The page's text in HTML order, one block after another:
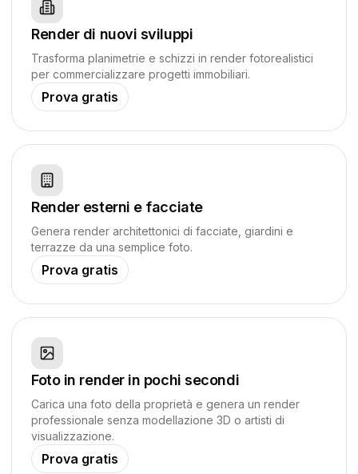
Render di nuovi sviluppi
Trasforma planimetrie e schizzi in render fotorealistici
per commercializzare progetti immobiliari.
Prova gratis
Render esterni e facciate
Genera render architettonici di facciate, giardini e
terrazze da una semplice foto.
Prova gratis
Foto in render in pochi secondi
Carica una foto della proprietà e genera un render
professionale senza modellazione 3D o artisti di
visualizzazione.
Prova gratis